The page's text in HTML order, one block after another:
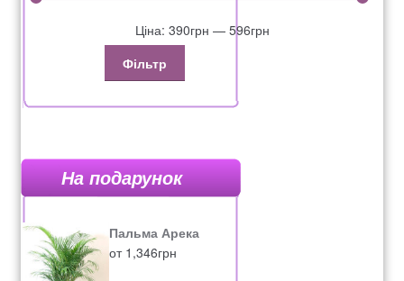
Ціна: 390грн — 596грн
Фільтр
На подарунок
Пальма Арека
от 1,346грн